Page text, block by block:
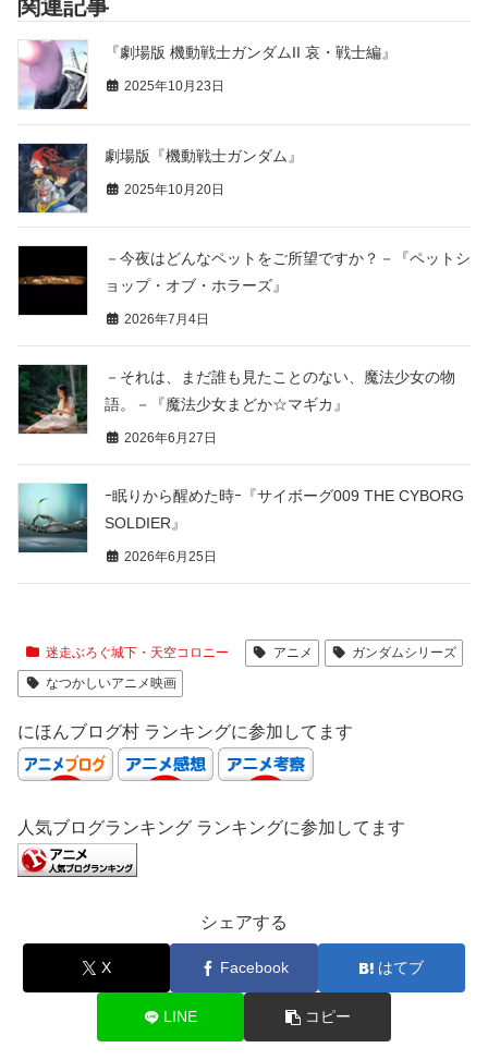
関連記事
『劇場版 機動戦士ガンダムII 哀・戦士編』
2025年10月23日
劇場版『機動戦士ガンダム』
2025年10月20日
－今夜はどんなペットをご所望ですか？－『ペットシ
ョップ・オブ・ホラーズ』
2026年7月4日
－それは、まだ誰も見たことのない、魔法少女の物
語。－『魔法少女まどか☆マギカ』
2026年6月27日
ｰ眠りから醒めた時ｰ『サイボーグ009 THE CYBORG
SOLDIER』
2026年6月25日
迷走ぶろぐ城下・天空コロニー アニメ
ガンダムシリーズ
なつかしいアニメ映画
にほんブログ村 ランキングに参加してます
人気ブログランキング ランキングに参加してます
シェアする
X Facebook はてブ
LINE コピー